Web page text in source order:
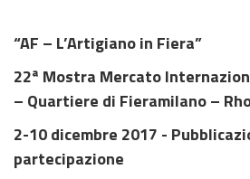
“AF – L’Artigiano in Fiera”
22ª Mostra Mercato
– Quartiere di Fieramilano –
2-10 dicembre 2017 -
partecipazione